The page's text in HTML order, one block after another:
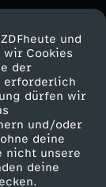
und
wir Cookies
der
erforderlich
dürfen wir
und/oder
deine
nicht unsere
deine